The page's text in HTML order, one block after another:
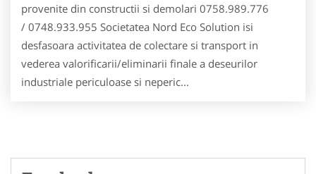
provenite din constructii si demolari 0758.989.776
/ 0748.933.955 Societatea Nord Eco Solution isi
desfasoara activitatea de colectare si transport in
vederea valorificarii/eliminarii finale a deseurilor
industriale periculoase si neperic...